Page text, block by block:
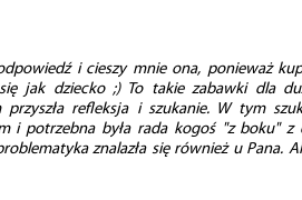
i cieszy mnie ona, ponieważ
jak dziecko ;) To takie zabawki dla
przyszła refleksja i szukanie. W tym
i potrzebna była rada kogoś "z boku" z
znalazła się również u Pana.